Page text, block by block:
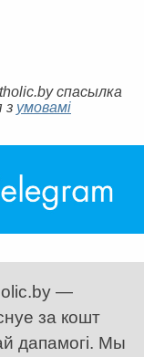
спасылка
з умовамі
—
за кошт
дапамогі. Мы